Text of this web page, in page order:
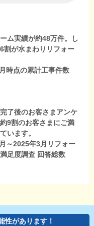
ム実績が約48万件。し
割が水まわりリフォー
時点の累計工事件数
了後のお客さまアンケ
9割のお客さまにご満
います。
～2025年3月リフォー
足度調査 回答総数
性があります！